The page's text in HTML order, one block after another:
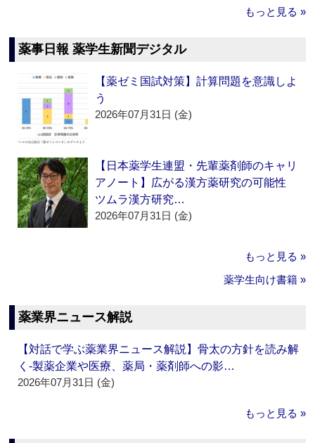
もっと見る »
薬事日報 薬学生新聞デジタル
【薬ゼミ国試対策】計算問題を意識しよ
う
2026年07月31日 (金)
【日本薬学生連盟・先輩薬剤師のキャリ
アノート】広がる漢方薬研究の可能性
ツムラ漢方研究…
2026年07月31日 (金)
もっと見る »
薬学生向け書籍 »
薬業界ニュース解説
【対話で学ぶ薬業界ニュース解説】骨太の方針を読み解
く‐製薬企業や医療、薬局・薬剤師への影…
2026年07月31日 (金)
もっと見る »